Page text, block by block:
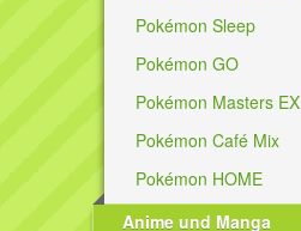
Pokémon Sleep
Pokémon GO
Pokémon Masters EX
Pokémon Café Mix
Pokémon HOME
Anime und Manga